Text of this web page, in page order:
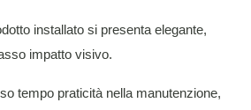
installato si presenta elegante,
impatto visivo.
tempo praticità nella manutenzione,